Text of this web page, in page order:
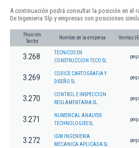
A continuación podrá consultar la posición en el
De Ingenieria Slp y empresas con posiciones
Posición
Sector
Nombre de la empresa Ventas
3.268
TECNICOS EN
CONSTRUCCION TECO SL
3.269
CODICE CARTOGRAFIA Y
DISEÑO SL
3.270
CONTROL E INSPECCION
REGLAMENTARIA SL.
3.271
NUMERICAL ANALYSIS
TECHNOLOGIES SL
3.272
IGM INGENIERIA
MECANICA APLICADA SL